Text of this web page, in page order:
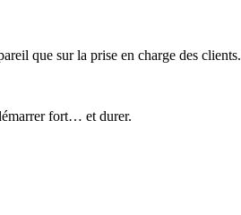
que sur la prise en charge des clients.
fort… et durer.